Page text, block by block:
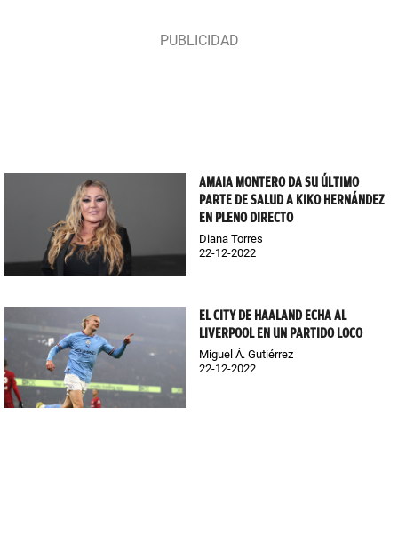
AMAIA MONTERO DA SU ÚLTIMO
PARTE DE SALUD A KIKO HERNÁNDEZ
EN PLENO DIRECTO
Diana Torres
22-12-2022
EL CITY DE HAALAND ECHA AL
LIVERPOOL EN UN PARTIDO LOCO
Miguel Á. Gutiérrez
22-12-2022